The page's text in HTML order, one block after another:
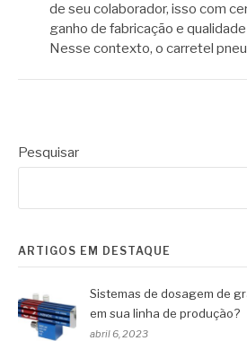
de seu colaborador, isso com
ganho de fabricação e
Nesse contexto, o carretel
Pesquisar
ARTIGOS EM DESTAQUE
Sistemas de dosagem de
em sua linha de produção?
abril 6, 2023